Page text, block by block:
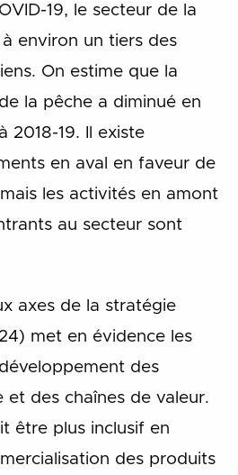
19, le secteur de la
environ un tiers des
On estime que la
la pêche a diminué en
2018-19. Il existe
en aval en faveur de
les activités en amont
au secteur sont
axes de la stratégie
met en évidence les
des
et des chaînes de valeur.
être plus inclusif en
des produits